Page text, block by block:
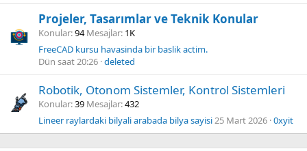
Projeler, Tasarımlar ve Teknik Konular
Konular 94 Mesajlar 1K
FreeCAD kursu havasinda bir baslik actim.
Dün saat 20:26 deleted
Robotik, Otonom Sistemler, Kontrol Sistemleri
Konular 39 Mesajlar 432
Lineer raylardaki bilyali arabada bilya sayisi25 Mart 2026 0xyit